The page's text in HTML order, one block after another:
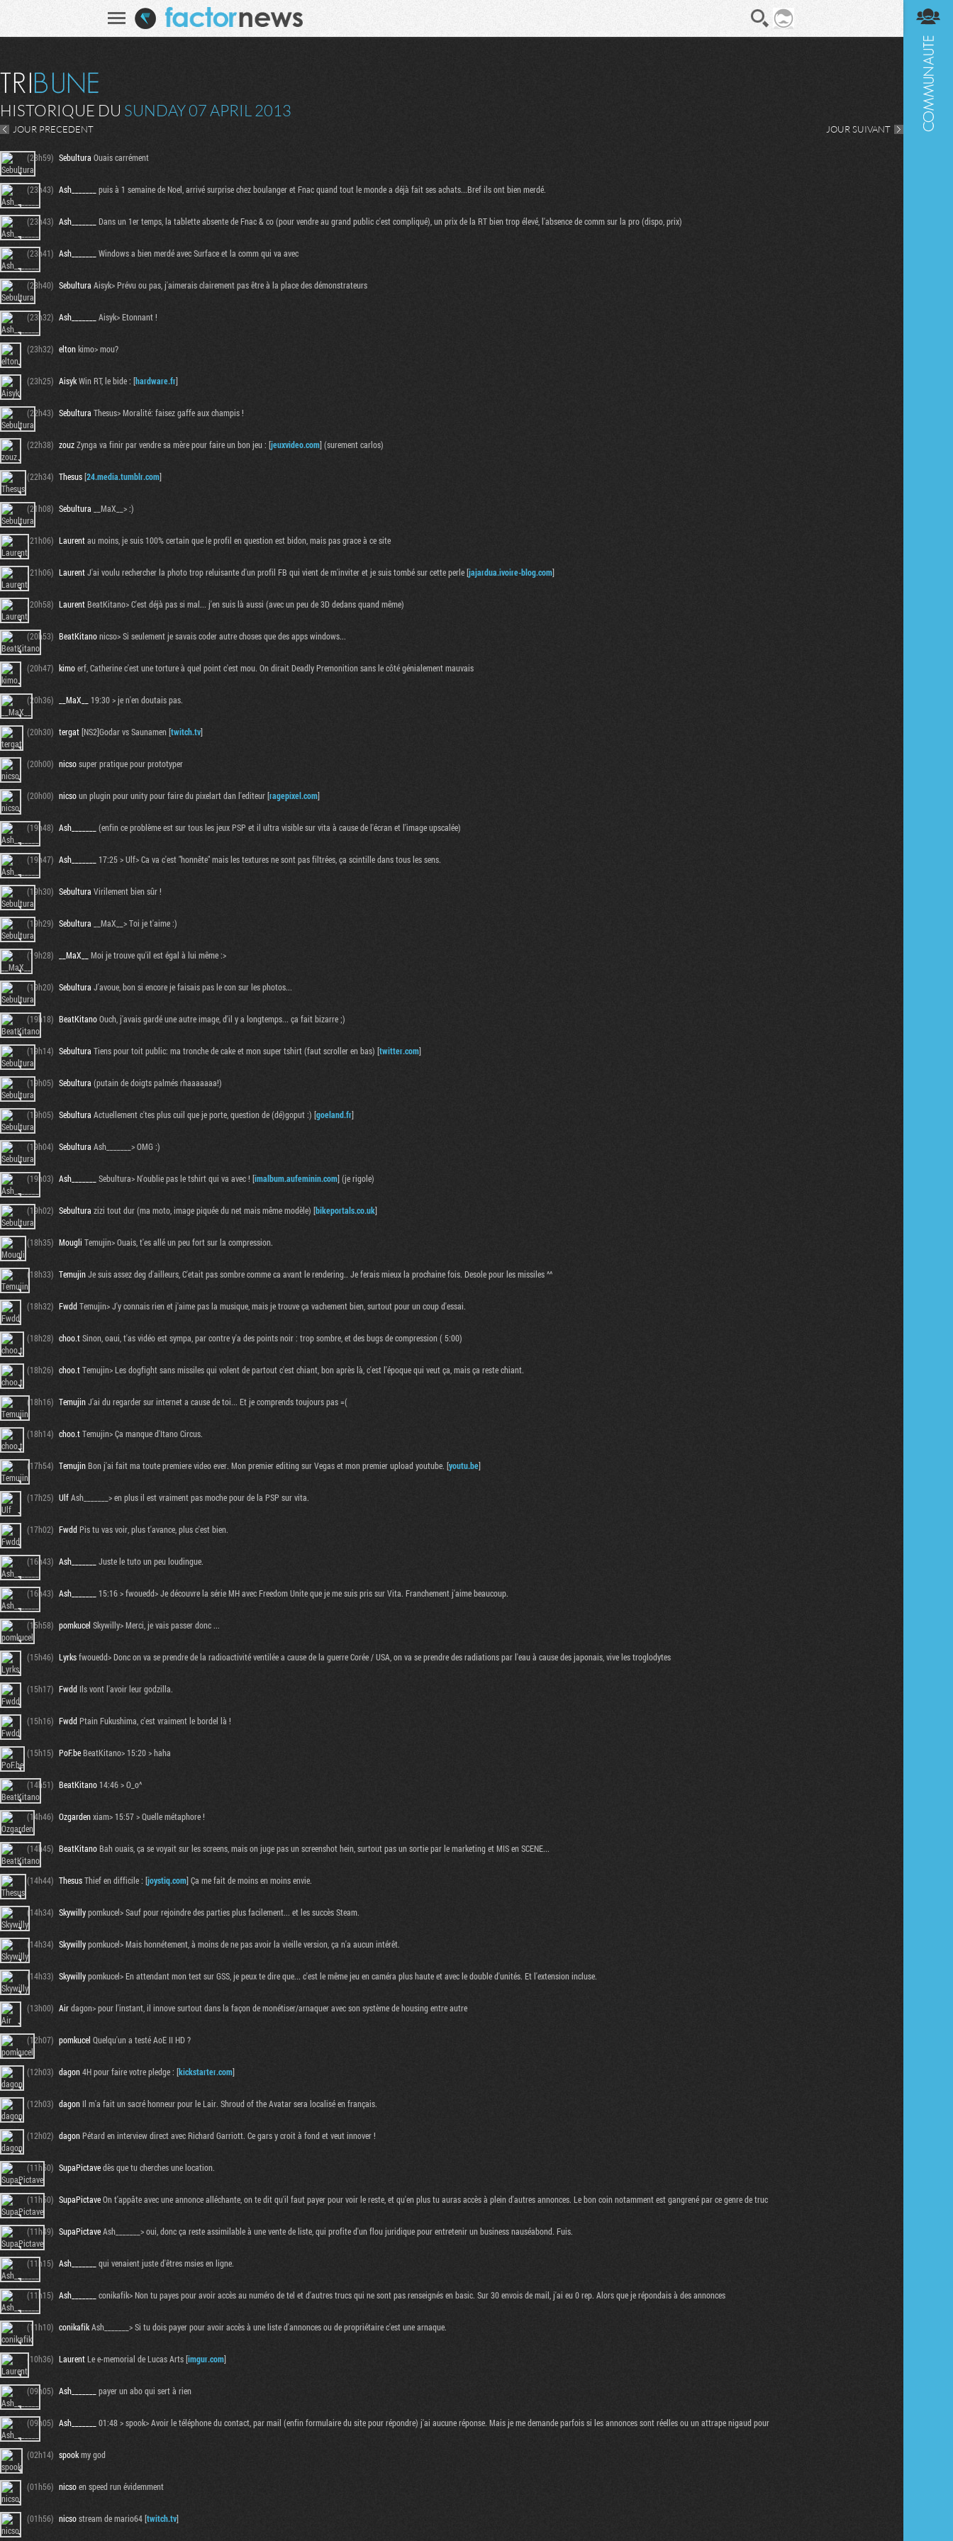
HISTORIQUE DU SUNDAY 07 APRIL 2013
JOUR PRECEDENT JOUR SUIVANT
(23h59) Sebultura Ouais carrément
(23h43) Ash_______ puis à 1 semaine de Noel, arrivé surprise chez boulanger et Fnac quand tout le monde a déjà fait ses achats...Bref ils ont bien merdé.
(23h43) Ash_______ Dans un 1er temps, la tablette absente de Fnac & co (pour vendre au grand public c'est compliqué), un prix de la RT bien trop élevé, l'absence de comm sur la pro (dispo, prix)
(23h41) Ash_______ Windows a bien merdé avec Surface et la comm qui va avec
(23h40) Sebultura Aisyk> Prévu ou pas, j'aimerais clairement pas être à la place des démonstrateurs
(23h32) Ash_______ Aisyk> Etonnant !
(23h32) eltonkimo> mou?
(23h25) AisykWin RT, le bide : [hardware.fr]
(22h43) Sebultura Thesus> Moralité: faisez gaffe aux champis !
(22h38) zouzZynga va finir par vendre sa mère pour faire un bon jeu : [jeuxvideo.com] (surement carlos)
(22h34) Thesus[24.media.tumblr.com]
(21h08) Sebultura __MaX__> :)
(21h06) Laurentau moins, je suis 100% certain que le profil en question est bidon, mais pas grace à ce site
(21h06) LaurentJ'ai voulu rechercher la photo trop reluisante d'un profil FB qui vient de m'inviter et je suis tombé sur cette perle [jajardua.ivoire-blog.com]
(20h58) LaurentBeatKitano> C'est déjà pas si mal... j'en suis là aussi (avec un peu de 3D dedans quand même)
(20h53) BeatKitanonicso> Si seulement je savais coder autre choses que des apps windows...
(20h47) kimoerf, Catherine c'est une torture à quel point c'est mou. On dirait Deadly Premonition sans le côté génialement mauvais
(20h36) __MaX__ 19:30 > je n'en doutais pas.
(20h30) tergat[NS2]Godar vs Saunamen [twitch.tv]
(20h00) nicsosuper pratique pour prototyper
(20h00) nicsoun plugin pour unity pour faire du pixelart dan l'editeur [ragepixel.com]
(19h48) Ash_______ (enfin ce problème est sur tous les jeux PSP et il ultra visible sur vita à cause de l'écran et l'image upscalée)
(19h47) Ash_______ 17:25 > Ulf> Ca va c'est "honnête" mais les textures ne sont pas filtrées, ça scintille dans tous les sens.
(19h30) Sebultura Virilement bien sûr !
(19h29) Sebultura __MaX__> Toi je t'aime :)
(19h28) __MaX__ Moi je trouve qu'il est égal à lui même :>
(19h20) Sebultura J'avoue, bon si encore je faisais pas le con sur les photos...
(19h18) BeatKitanoOuch, j'avais gardé une autre image, d'il y a longtemps... ça fait bizarre ;)
(19h14) Sebultura Tiens pour toit public: ma tronche de cake et mon super tshirt (faut scroller en bas) [twitter.com]
(19h05) Sebultura (putain de doigts palmés rhaaaaaaa!)
(19h05) Sebultura Actuellement c'tes plus cuil que je porte, question de (dé)goput :) [goeland.fr]
(19h04) Sebultura Ash_______> OMG :)
(19h03) Ash_______ Sebultura> N'oublie pas le tshirt qui va avec ! [imalbum.aufeminin.com] (je rigole)
(19h02) Sebultura zizi tout dur (ma moto, image piquée du net mais même modèle) [bikeportals.co.uk]
(18h35) Mougli Temujin> Ouais, t'es allé un peu fort sur la compression.
(18h33) TemujinJe suis assez deg d'ailleurs, C'etait pas sombre comme ca avant le rendering.. Je ferais mieux la prochaine fois. Desole pour les missiles ^^
(18h32) FwddTemujin> J'y connais rien et j'aime pas la musique, mais je trouve ça vachement bien, surtout pour un coup d'essai.
(18h28) choo.tSinon, oaui, t'as vidéo est sympa, par contre y'a des points noir : trop sombre, et des bugs de compression ( 5:00)
(18h26) choo.tTemujin> Les dogfight sans missiles qui volent de partout c'est chiant, bon après là, c'est l'époque qui veut ça, mais ça reste chiant.
(18h16) TemujinJ'ai du regarder sur internet a cause de toi... Et je comprends toujours pas =(
(18h14) choo.tTemujin> Ça manque d'Itano Circus.
(17h54) TemujinBon j'ai fait ma toute premiere video ever. Mon premier editing sur Vegas et mon premier upload youtube. [youtu.be]
(17h25) UlfAsh_______> en plus il est vraiment pas moche pour de la PSP sur vita.
(17h02) FwddPis tu vas voir, plus t'avance, plus c'est bien.
(16h43) Ash_______ Juste le tuto un peu loudingue.
(16h43) Ash_______ 15:16 > fwouedd> Je découvre la série MH avec Freedom Unite que je me suis pris sur Vita. Franchement j'aime beaucoup.
(15h58) pomkucel Skywilly> Merci, je vais passer donc ...
(15h46) Lyrksfwouedd> Donc on va se prendre de la radioactivité ventilée a cause de la guerre Corée / USA, on va se prendre des radiations par l'eau à cause des japonais, vive les troglodytes
(15h17) Fwdd Ils vont l'avoir leur godzilla.
(15h16) FwddPtain Fukushima, c'est vraiment le bordel là !
(15h15) PoF.beBeatKitano> 15:20 > haha
(14h51) BeatKitano14:46 > O_o^
(14h46) Ozgardenxiam> 15:57 > Quelle métaphore !
(14h45) BeatKitanoBah ouais, ça se voyait sur les screens, mais on juge pas un screenshot hein, surtout pas un sortie par le marketing et MIS en SCENE...
(14h44) ThesusThief en difficile : [joystiq.com] Ça me fait de moins en moins envie.
(14h34) Skywillypomkucel> Sauf pour rejoindre des parties plus facilement... et les succès Steam.
(14h34) Skywillypomkucel> Mais honnétement, à moins de ne pas avoir la vieille version, ça n'a aucun intérêt.
(14h33) Skywillypomkucel> En attendant mon test sur GSS, je peux te dire que... c'est le même jeu en caméra plus haute et avec le double d'unités. Et l'extension incluse.
(13h00) Airdagon> pour l'instant, il innove surtout dans la façon de monétiser/arnaquer avec son système de housing entre autre
(12h07) pomkucel Quelqu'un a testé AoE II HD ?
(12h03) dagon4H pour faire votre pledge : [kickstarter.com]
(12h03) dagon Il m'a fait un sacré honneur pour le Lair. Shroud of the Avatar sera localisé en français.
(12h02) dagonPétard en interview direct avec Richard Garriott. Ce gars y croit à fond et veut innover !
(11h50) SupaPictavedès que tu cherches une location.
(11h50) SupaPictaveOn t'appâte avec une annonce alléchante, on te dit qu'il faut payer pour voir le reste, et qu'en plus tu auras accès à plein d'autres annonces. Le bon coin notamment est gangrené par ce genre de truc
(11h49) SupaPictaveAsh_______> oui, donc ça reste assimilable à une vente de liste, qui profite d'un flou juridique pour entretenir un business nauséabond. Fuis.
(11h15) Ash_______ qui venaient juste d'êtres msies en ligne.
(11h15) Ash_______ conikafik> Non tu payes pour avoir accès au numéro de tel et d'autres trucs qui ne sont pas renseignés en basic. Sur 30 envois de mail, j'ai eu 0 rep. Alors que je répondais à des annonces
(11h10) conikafikAsh_______> Si tu dois payer pour avoir accès à une liste d'annonces ou de propriétaire c'est une arnaque.
(10h36) LaurentLe e-memorial de Lucas Arts [imgur.com]
(09h05) Ash_______ payer un abo qui sert à rien
(09h05) Ash_______ 01:48 > spook> Avoir le téléphone du contact, par mail (enfin formulaire du site pour répondre) j'ai aucune réponse. Mais je me demande parfois si les annonces sont réelles ou un attrape nigaud pour
(02h14) spookmy god
(01h56) nicsoen speed run évidemment
(01h56) nicsostream de mario64 [twitch.tv]